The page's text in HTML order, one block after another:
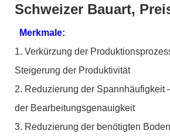
Schweizer Bauart,
Merkmale:
1. Verkürzung der
Steigerung der Produktivität
2. Reduzierung der Spannhäufigkeit
der Bearbeitungsgenauigkeit
3. Reduzierung der benötigten